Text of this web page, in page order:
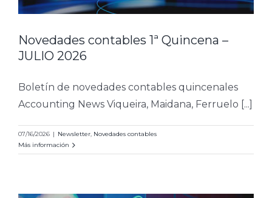
Novedades contables 1ª Quincena –
JULIO 2026
Boletín de novedades contables quincenales
Accounting News Viqueira, Maidana, Ferruelo [...]
07/16/2026 | Newsletter Novedades contables
Más información